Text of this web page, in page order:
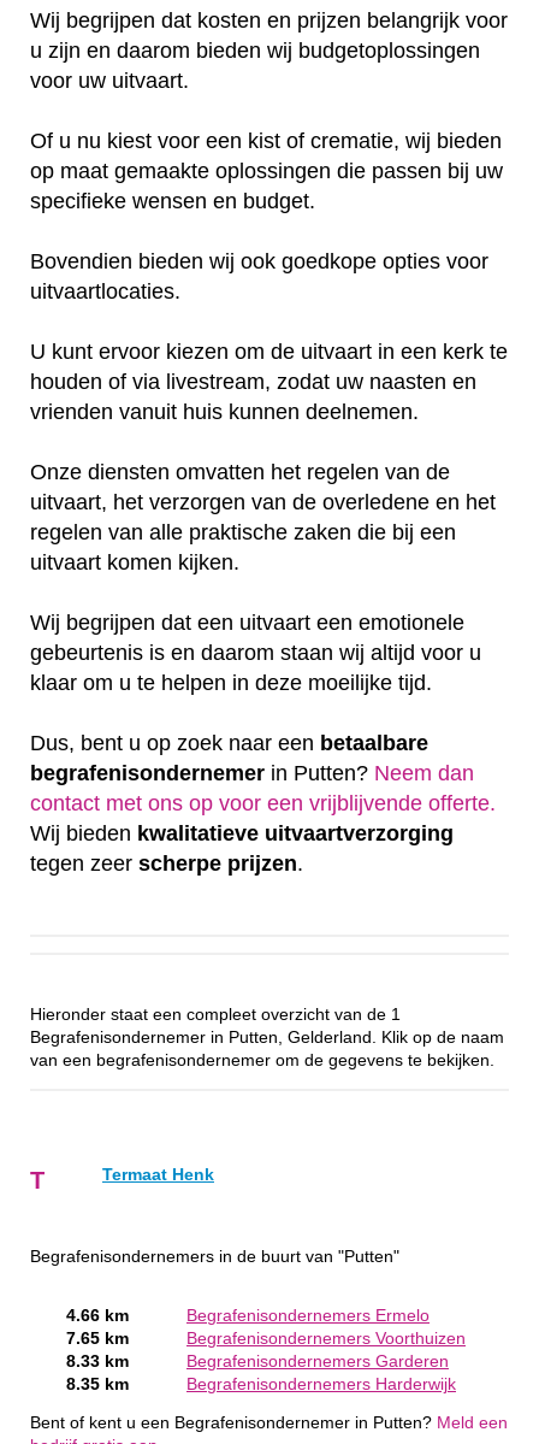
Wij begrijpen dat kosten en prijzen belangrijk voor
u zijn en daarom bieden wij budgetoplossingen
voor uw uitvaart.
Of u nu kiest voor een kist of crematie, wij bieden
op maat gemaakte oplossingen die passen bij uw
specifieke wensen en budget.
Bovendien bieden wij ook goedkope opties voor
uitvaartlocaties.
U kunt ervoor kiezen om de uitvaart in een kerk te
houden of via livestream, zodat uw naasten en
vrienden vanuit huis kunnen deelnemen.
Onze diensten omvatten het regelen van de
uitvaart, het verzorgen van de overledene en het
regelen van alle praktische zaken die bij een
uitvaart komen kijken.
Wij begrijpen dat een uitvaart een emotionele
gebeurtenis is en daarom staan wij altijd voor u
klaar om u te helpen in deze moeilijke tijd.
Dus, bent u op zoek naar een betaalbare
begrafenisondernemer in Putten? Neem dan
contact met ons op voor een vrijblijvende offerte‎.
Wij bieden kwalitatieve uitvaartverzorging
tegen zeer scherpe prijzen.
Hieronder staat een compleet overzicht van de 1
Begrafenisondernemer in Putten, Gelderland. Klik op de naam
van een begrafenisondernemer om de gegevens te bekijken.
T Termaat Henk
Begrafenisondernemers in de buurt van "Putten"
4.66 km
Begrafenisondernemers Ermelo
7.65 km
Begrafenisondernemers Voorthuizen
8.33 km
Begrafenisondernemers Garderen
8.35 km
Begrafenisondernemers Harderwijk
Bent of kent u een Begrafenisondernemer in Putten? Meld een